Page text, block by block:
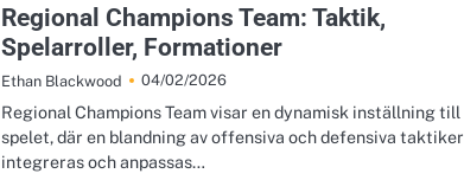
Regional Champions Team: Taktik,
Spelarroller, Formationer
Ethan Blackwood 04/02/2026
Regional Champions Team visar en dynamisk inställning till
spelet, där en blandning av offensiva och defensiva taktiker
integreras och anpassas…